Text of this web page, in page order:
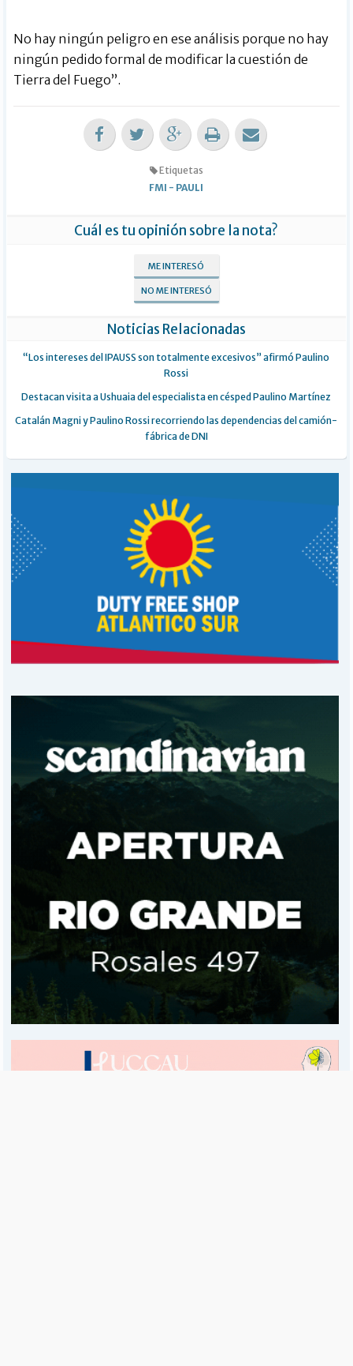
No hay ningún peligro en ese análisis porque no hay
ningún pedido formal de modificar la cuestión de
Tierra del Fuego”.
Etiquetas
FMI - PAULI
Cuál es tu opinión sobre la nota?
ME INTERESÓ
NO ME INTERESÓ
Noticias Relacionadas
“Los intereses del IPAUSS son totalmente excesivos” afirmó Paulino
Rossi
Destacan visita a Ushuaia del especialista en césped Paulino Martínez
Catalán Magni y Paulino Rossi recorriendo las dependencias del camión-
fábrica de DNI